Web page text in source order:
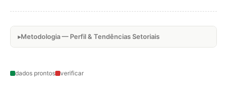
Metodologia — Perfil & Tendências Setoriais
dados prontos verificar